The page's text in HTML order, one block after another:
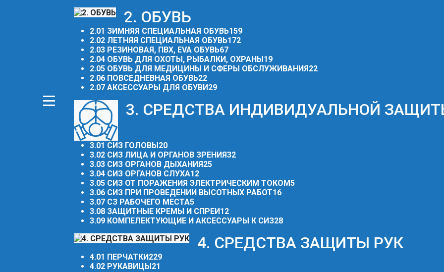
2. ОБУВЬ
2.01 ЗИМНЯЯ СПЕЦИАЛЬНАЯ ОБУВЬ159
2.02 ЛЕТНЯЯ СПЕЦИАЛЬНАЯ ОБУВЬ172
2.03 РЕЗИНОВАЯ, ПВХ, EVA ОБУВЬ67
2.04 ОБУВЬ ДЛЯ ОХОТЫ, РЫБАЛКИ, ОХРАНЫ19
2.05 ОБУВЬ ДЛЯ МЕДИЦИНЫ И СФЕРЫ ОБСЛУЖИВАНИЯ22
2.06 ПОВСЕДНЕВНАЯ ОБУВЬ22
2.07 АКСЕССУАРЫ ДЛЯ ОБУВИ29
3. СРЕДСТВА ИНДИВИДУАЛЬНОЙ
3.01 СИЗ ГОЛОВЫ20
3.02 СИЗ ЛИЦА И ОРГАНОВ ЗРЕНИЯ32
3.03 СИЗ ОРГАНОВ ДЫХАНИЯ25
3.04 СИЗ ОРГАНОВ СЛУХА12
3.05 СИЗ ОТ ПОРАЖЕНИЯ ЭЛЕКТРИЧЕСКИМ ТОКОМ5
3.06 СИЗ ПРИ ПРОВЕДЕНИИ ВЫСОТНЫХ РАБОТ16
3.07 СЗ РАБОЧЕГО МЕСТА5
3.08 ЗАЩИТНЫЕ КРЕМЫ И СПРЕИ12
3.09 КОМПЕЛЕКТУЮЩИЕ И АКСЕССУАРЫ К СИЗ28
4. СРЕДСТВА ЗАЩИТЫ РУК
4.01 ПЕРЧАТКИ229
4.02 РУКАВИЦЫ21